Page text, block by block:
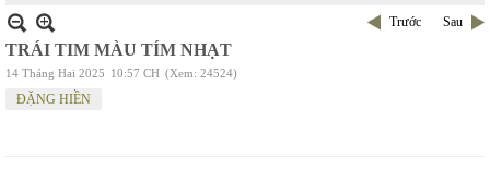
Trước Sau
TRÁI TIM MÀU TÍM NHẠT
14 Tháng Hai 2025 10:57 CH (Xem: 24524)
ĐẶNG HIỀN